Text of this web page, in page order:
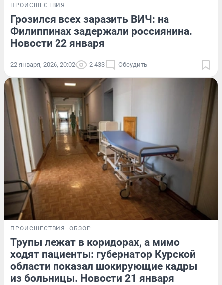
ПРОИСШЕСТВИЯ
Грозился всех заразить ВИЧ: на
Филиппинах задержали россиянина.
Новости 22 января
22 января, 2026, 20:02 2 433 Обсудить
ПРОИСШЕСТВИЯ ОБЗОР
Трупы лежат в коридорах, а мимо
ходят пациенты: губернатор Курской
области показал шокирующие кадры
из больницы. Новости 21 января